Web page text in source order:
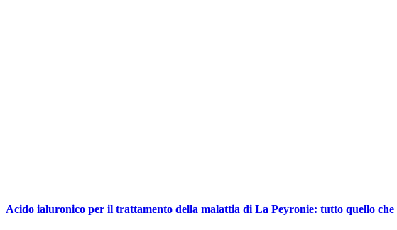
Acido ialuronico per il trattamento della malattia di La Peyronie: tutto quello che